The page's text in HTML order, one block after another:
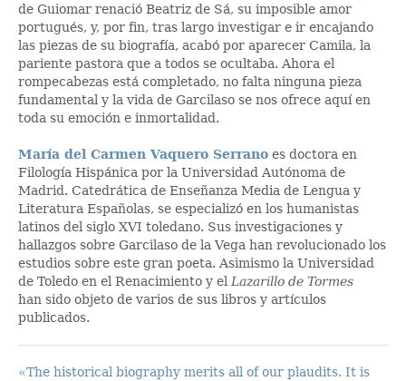
de Guiomar renació Beatriz de Sá, su imposible amor
portugués, y, por fin, tras largo investigar e ir encajando
las piezas de su biografía, acabó por aparecer Camila, la
pariente pastora que a todos se ocultaba. Ahora el
rompecabezas está completado, no falta ninguna pieza
fundamental y la vida de Garcilaso se nos ofrece aquí en
toda su emoción e inmortalidad.
María del Carmen Vaquero Serrano es doctora en
Filología Hispánica por la Universidad Autónoma de
Madrid. Catedrática de Enseñanza Media de Lengua y
Literatura Españolas, se especializó en los humanistas
latinos del siglo XVI toledano. Sus investigaciones y
hallazgos sobre Garcilaso de la Vega han revolucionado los
estudios sobre este gran poeta. Asimismo la Universidad
de Toledo en el Renacimiento y el Lazarillo de Tormes
han sido objeto de varios de sus libros y artículos
publicados.
«The historical biography merits all of our plaudits. It is